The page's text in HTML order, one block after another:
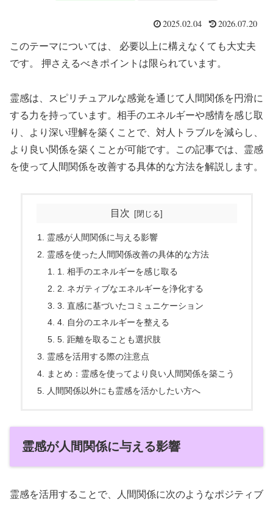
2025.02.04 2026.07.20
このテーマについては、 必要以上に構えなくても大丈夫
です。 押さえるべきポイントは限られています。
霊感は、スピリチュアルな感覚を通じて人間関係を円滑に
する力を持っています。相手のエネルギーや感情を感じ取
り、より深い理解を築くことで、対人トラブルを減らし、
より良い関係を築くことが可能です。この記事では、霊感
を使って人間関係を改善する具体的な方法を解説します。
目次
霊感が人間関係に与える影響
霊感を使った人間関係改善の具体的な方法
1. 相手のエネルギーを感じ取る
2. ネガティブなエネルギーを浄化する
3. 直感に基づいたコミュニケーション
4. 自分のエネルギーを整える
5. 距離を取ることも選択肢
霊感を活用する際の注意点
まとめ：霊感を使ってより良い人間関係を築こう
人間関係以外にも霊感を活かしたい方へ
霊感が人間関係に与える影響
霊感を活用することで、人間関係に次のようなポジティブ